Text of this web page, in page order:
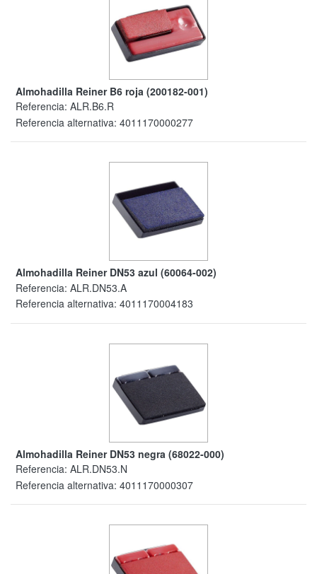
Almohadilla Reiner B6 roja (200182-001)
Referencia: ALR.B6.R
Referencia alternativa: 4011170000277
Almohadilla Reiner DN53 azul (60064-002)
Referencia: ALR.DN53.A
Referencia alternativa: 4011170004183
Almohadilla Reiner DN53 negra (68022-000)
Referencia: ALR.DN53.N
Referencia alternativa: 4011170000307